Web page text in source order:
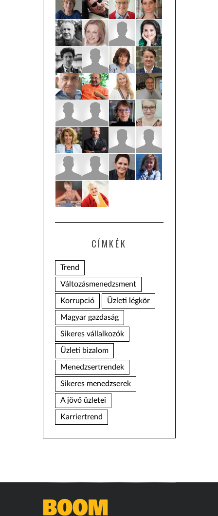
CÍMKÉK
Trend
Változásmenedzsment
Korrupció Üzleti légkör
Magyar gazdaság
Sikeres vállalkozók
Üzleti bizalom
Menedzsertrendek
Sikeres menedzserek
A jövő üzletei
Karriertrend